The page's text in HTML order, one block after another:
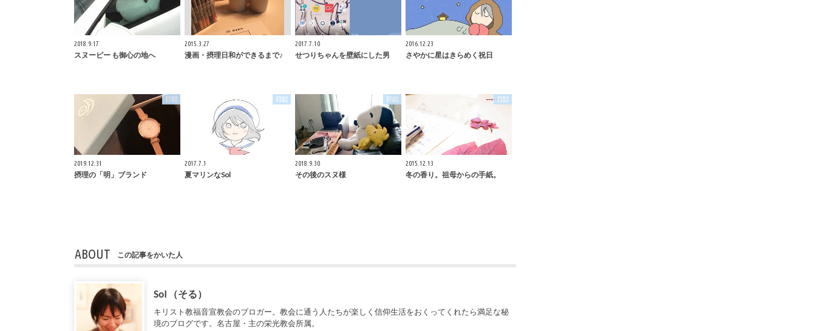
2018.9.17
スヌーピー も御心の地へ
2015.3.27
漫画・摂理日和ができるまで♪
2017.7.10
せつりちゃんを壁紙にした男
2016.12.23
さやかに星はきらめく祝日
日記
2019.12.31
摂理の「明」ブランド
日記
2017.7.1
夏マリンなSol
日記
2018.9.30
その後のスヌ様
日記
2015.12.13
冬の香り。祖母からの手紙。
ABOUT この記事をかいた人
Sol （そる）
キリスト教福音宣教会のブロガー。教会に通う人たちが楽しく信仰生活をおくってくれたら満足な秘
境のブログです。名古屋・主の栄光教会所属。